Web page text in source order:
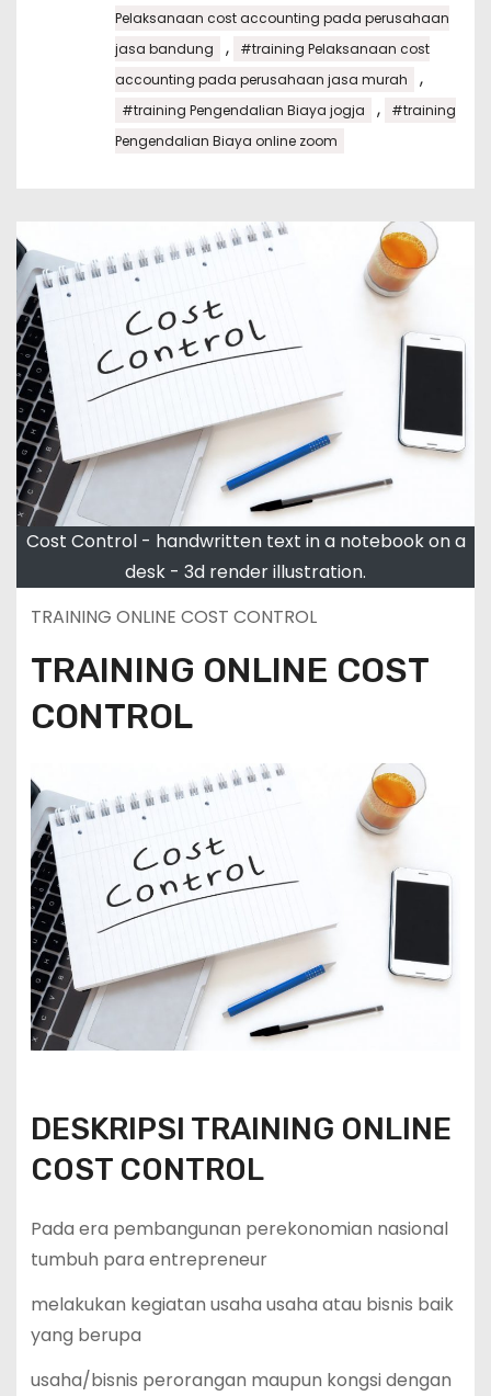
Pelaksanaan cost accounting pada perusahaan
jasa bandung
,
#training Pelaksanaan cost
accounting pada perusahaan jasa murah
,
#training Pengendalian Biaya jogja ,
#training
Pengendalian Biaya online zoom
Cost Control - handwritten text in a notebook on a
desk - 3d render illustration.
TRAINING ONLINE COST CONTROL
TRAINING ONLINE COST
CONTROL
DESKRIPSI TRAINING ONLINE
COST CONTROL
Pada era pembangunan perekonomian nasional
tumbuh para entrepreneur
melakukan kegiatan usaha usaha atau bisnis baik
yang berupa
usaha/bisnis perorangan maupun kongsi dengan